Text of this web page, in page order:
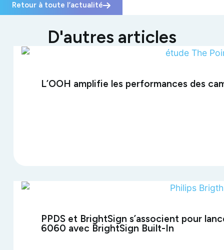
Retour à toute l’actualité
D'autres articles
L’OOH amplifie les performances des
PPDS et BrightSign s’associent pour
6060 avec BrightSign Built-In